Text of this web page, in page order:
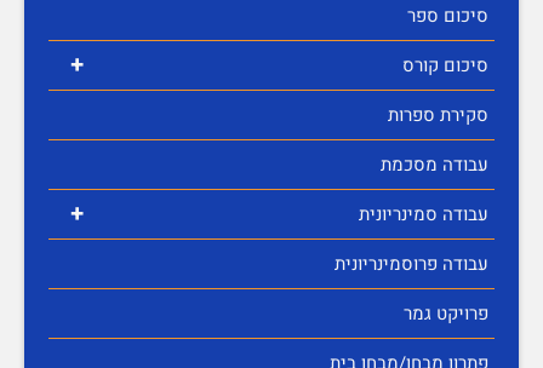
סיכום ספר
+
סיכום קורס
סקירת ספרות
עבודה מסכמת
+
עבודה סמינריונית
עבודה פרוסמינריונית
פרויקט גמר